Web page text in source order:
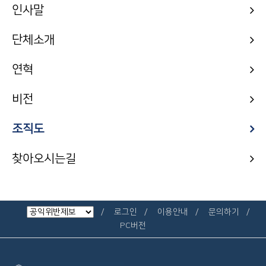
인사말
단체소개
연혁
비전
조직도
찾아오시는길
로그인 이용안내
문의하기
PC버전